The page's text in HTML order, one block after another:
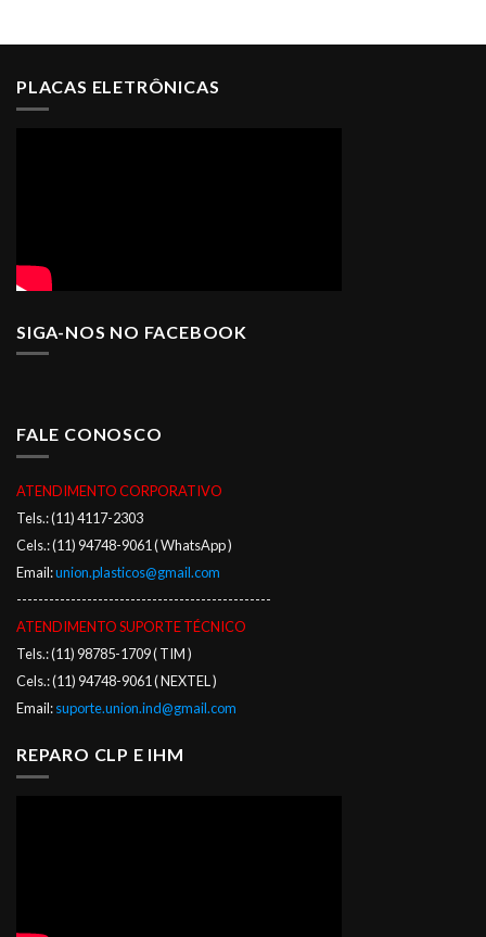
PLACAS ELETRÔNICAS
SIGA-NOS NO FACEBOOK
FALE CONOSCO
ATENDIMENTO CORPORATIVO
Tels.: (11) 4117-2303
Cels.: (11) 94748-9061 ( WhatsApp )
Email:union.plasticos@gmail.com
-----------------------------------------------
ATENDIMENTO SUPORTE TÉCNICO
Tels.: (11) 98785-1709 ( TIM )
Cels.: (11) 94748-9061 ( NEXTEL )
Email:suporte.union.ind@gmail.com
REPARO CLP E IHM